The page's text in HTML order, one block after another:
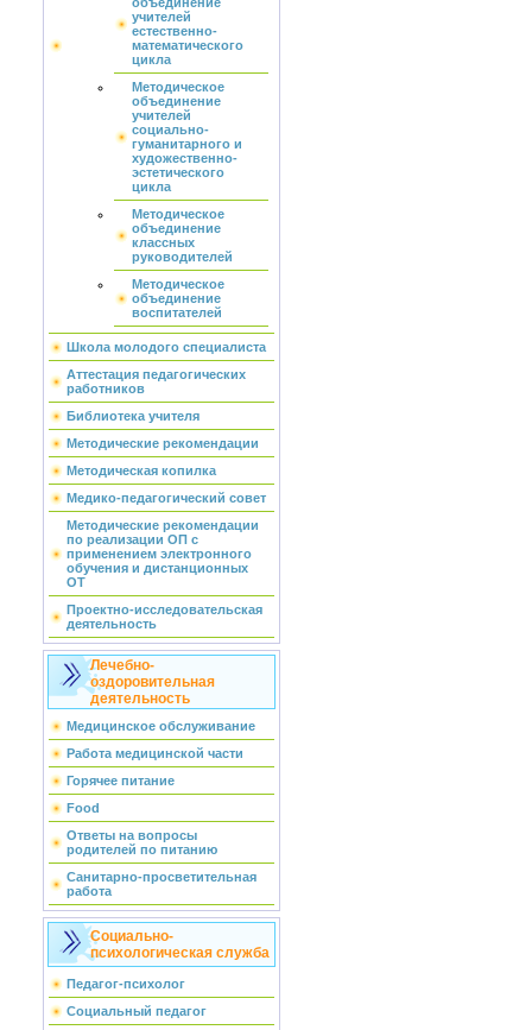
учителей
естественно-
математического
цикла
Методическое
объединение
учителей
социально-
гуманитарного и
художественно-
эстетического
цикла
Методическое
объединение
классных
руководителей
Методическое
объединение
воспитателей
Школа молодого специалиста
Аттестация педагогических
работников
Библиотека учителя
Методические рекомендации
Методическая копилка
Медико-педагогический совет
Методические рекомендации
по реализации ОП с
применением электронного
обучения и дистанционных
ОТ
Проектно-исследовательская
деятельность
Лечебно-
оздоровительная
деятельность
Медицинское обслуживание
Работа медицинской части
Горячее питание
Food
Ответы на вопросы
родителей по питанию
Санитарно-просветительная
работа
Социально-
психологическая служба
Педагог-психолог
Социальный педагог